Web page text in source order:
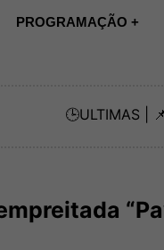
PROGRAMAÇÃO +
🕒ULTIMAS |